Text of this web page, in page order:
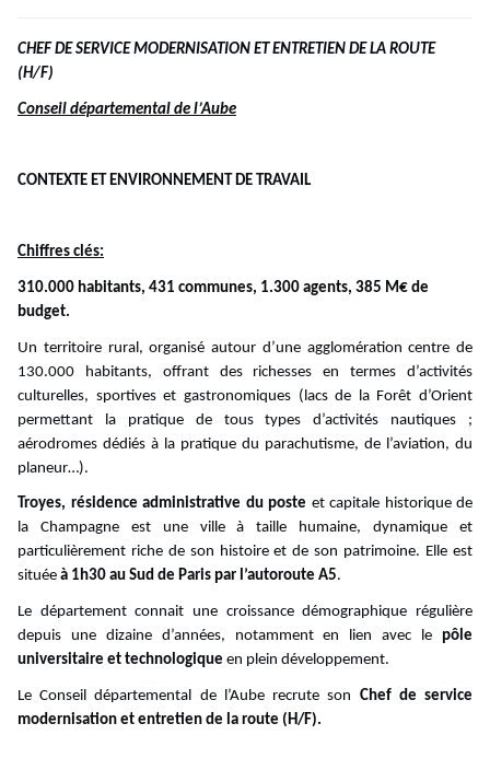
CHEF DE SERVICE MODERNISATION ET ENTRETIEN DE LA ROUTE
(H/F)
Conseil départemental de l’Aube
CONTEXTE ET ENVIRONNEMENT DE TRAVAIL
Chiffres clés:
310.000 habitants, 431 communes, 1.300 agents, 385 M€ de
budget.
Un territoire rural, organisé autour d’une agglomération centre de
130.000 habitants, offrant des richesses en termes d’activités
culturelles, sportives et gastronomiques (lacs de la Forêt d’Orient
permettant la pratique de tous types d’activités nautiques ;
aérodromes dédiés à la pratique du parachutisme, de l’aviation, du
planeur…).
Troyes, résidence administrative du poste et capitale historique de
la Champagne est une ville à taille humaine, dynamique et
particulièrement riche de son histoire et de son patrimoine. Elle est
située à 1h30 au Sud de Paris par l’autoroute A5.
Le département connait une croissance démographique régulière
depuis une dizaine d’années, notamment en lien avec le pôle
universitaire et technologique en plein développement.
Le Conseil départemental de l’Aube recrute son Chef de service
modernisation et entretien de la route (H/F).